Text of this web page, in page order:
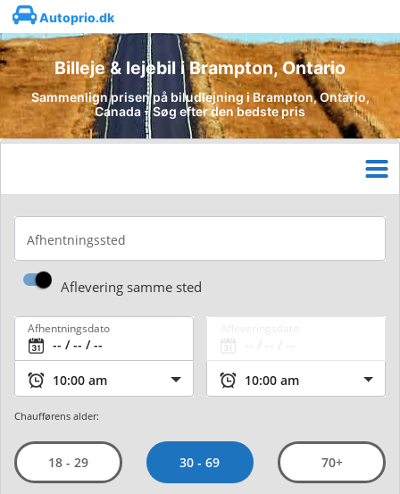
Autoprio.dk
Billeje & lejebil i Brampton, Ontario
Sammenlign prisen på biludlejning i Brampton, Ontario,
Canada - Søg efter den bedste pris
Afhentningssted
Aflevering samme sted
Afhentningsdato
Chaufførens alder:
18 - 29 30 - 69 70+